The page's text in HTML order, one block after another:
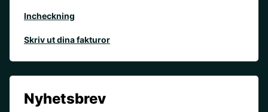
Incheckning
Skriv ut dina fakturor
Nyhetsbrev